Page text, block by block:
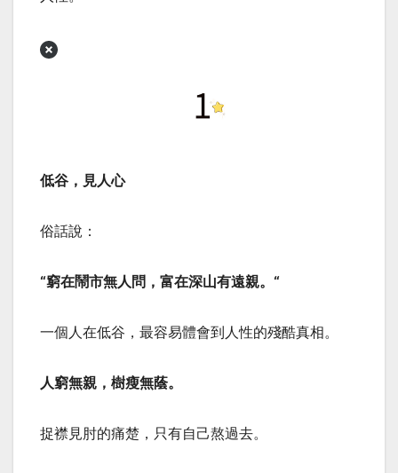
低谷，見人心
俗話說：
“窮在鬧市無人問，富在深山有遠親。“
一個人在低谷，最容易體會到人性的殘酷真相。
人窮無親，樹瘦無蔭。
捉襟見肘的痛楚，只有自己熬過去。